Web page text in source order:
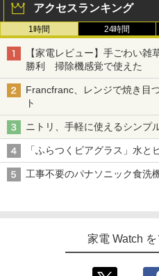
アクセスランキング
1時間 24時間
【家電レビュー】手ごわい
勝利 掃除機感覚で使えた
Francfranc、レンジで焼き目
ト
ニトリ、手軽に使えるシンプ
「ふらつくビアグラス」水と
工事不要のパナソニック食
家電 Watch